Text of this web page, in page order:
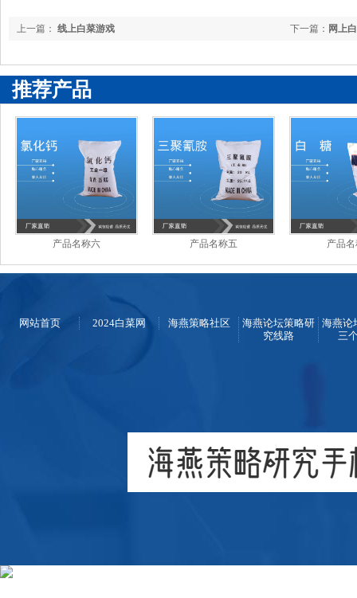
下一篇： 网上
上一篇： 线上白菜游戏
推荐产品
产品名称六 产品名称五 产品
网站首页 2024白菜网 海燕策略社区
海燕论坛策略研
究线路
海燕论
三